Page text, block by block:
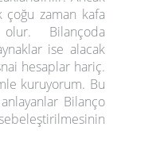
çoğu zaman kafa
olur. Bilançoda
ise alacak
hesaplar hariç.
kuruyorum. Bu
Bilanço